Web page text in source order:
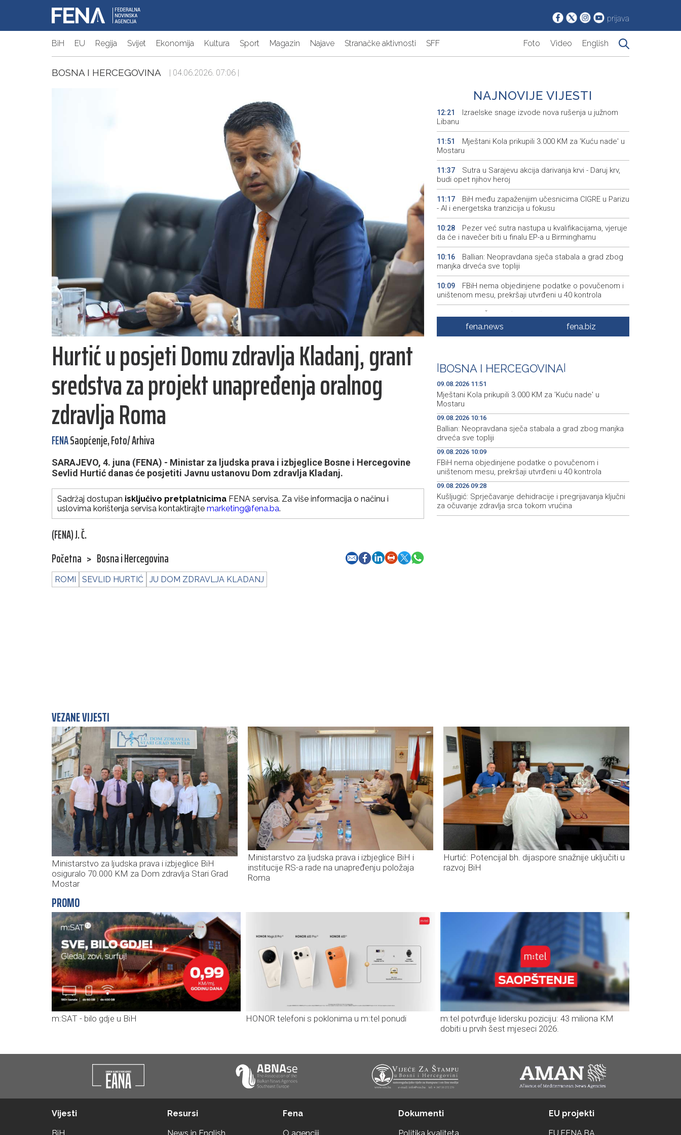
prijava
BiH EU Regija Svijet Ekonomija Kultura Sport Magazin Najave Stranačke aktivnosti SFF Foto Video English
BOSNA I HERCEGOVINA | 04.06.2026. 07:06 |
Hurtić u posjeti Domu zdravlja Kladanj, grant
sredstva za projekt unapređenja oralnog
zdravlja Roma
FENASaopćenje, Foto/ Arhiva
SARAJEVO, 4. juna (FENA) - Ministar za ljudska prava i izbjeglice Bosne i Hercegovine
Sevlid Hurtić danas će posjetiti Javnu ustanovu Dom zdravlja Kladanj.
Sadržaj dostupan isključivo pretplatnicima FENA servisa. Za više informacija o načinu i
uslovima korištenja servisa kontaktirajte marketing@fena.ba.
(FENA) J. Č.
Početna > Bosna i Hercegovina
ROMI SEVLID HURTIĆ JU DOM ZDRAVLJA KLADANJ
NAJNOVIJE VIJESTI
12:21
Izraelske snage izvode nova rušenja u južnom
Libanu
11:51
Mještani Kola prikupili 3.000 KM za 'Kuću nade' u
Mostaru
11:37
Sutra u Sarajevu akcija darivanja krvi - Daruj krv,
budi opet njihov heroj
11:17
BiH među zapaženijim učesnicima CIGRE u Parizu
- AI i energetska tranzicija u fokusu
10:28
Pezer već sutra nastupa u kvalifikacijama, vjeruje
da će i navečer biti u finalu EP-a u Birminghamu
10:16
Ballian: Neopravdana sječa stabala a grad zbog
manjka drveća sve topliji
10:09
FBiH nema objedinjene podatke o povučenom i
uništenom mesu, prekršaji utvrđeni u 40 kontrola
Marija Šerifović pred više hiljada posjetitelja na
Piroti zatvorila 'Dane dijaspore 2026' u Travniku
09:27
U jami 'Raspotočje' petu noć prenoćilo devet
zeničkih rudara
fena.news fena.biz
BOSNA I HERCEGOVINA
09.08.2026 11:51
Mještani Kola prikupili 3.000 KM za 'Kuću nade' u
Mostaru
09.08.2026 10:16
Ballian: Neopravdana sječa stabala a grad zbog manjka
drveća sve topliji
09.08.2026 10:09
FBiH nema objedinjene podatke o povučenom i
uništenom mesu, prekršaji utvrđeni u 40 kontrola
09.08.2026 09:28
Kušljugić: Sprječavanje dehidracije i pregrijavanja ključni
za očuvanje zdravlja srca tokom vrućina
VEZANE VIJESTI
Ministarstvo za ljudska prava i izbjeglice BiH
osiguralo 70.000 KM za Dom zdravlja Stari Grad
Mostar
Ministarstvo za ljudska prava i izbjeglice BiH i
institucije RS-a rade na unapređenju položaja
Roma
Hurtić: Potencijal bh. dijaspore snažnije uključiti u
razvoj BiH
PROMO
m:SAT - bilo gdje u BiH HONOR telefoni s poklonima u m:tel ponudi
m:tel potvrđuje lidersku poziciju: 43 miliona KM
dobiti u prvih šest mjeseci 2026.
Vijesti Resursi Fena Dokumenti EU projekti